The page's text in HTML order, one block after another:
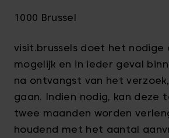
1000 Brussel
visit.brussels doet het nodige
mogelijk en in ieder geval
na ontvangst van het
gaan. Indien nodig, kan deze
twee maanden worden
houdend met het aantal